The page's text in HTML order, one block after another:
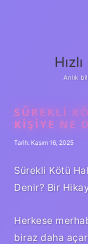
Anlık
SÜREKLI
KIŞIYE NE
Tarih: Kasım 16, 2025
Sürekli Kötü
Denir? Bir
Herkese
biraz daha